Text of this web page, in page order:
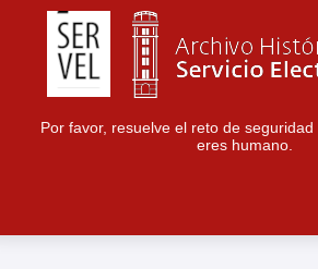
Por favor, resuelve el reto de
eres humano.